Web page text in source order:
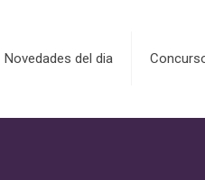
Novedades del dia